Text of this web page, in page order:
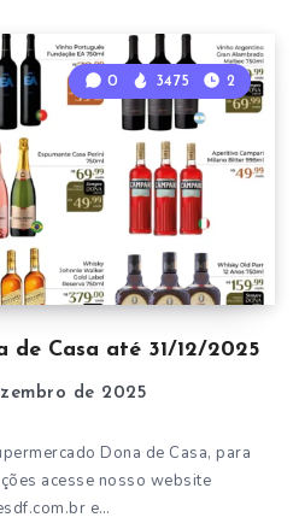
de Casa até 31/12/2025
0 3475 2
de 2025
Dona de Casa, para
acesse nosso website
e…